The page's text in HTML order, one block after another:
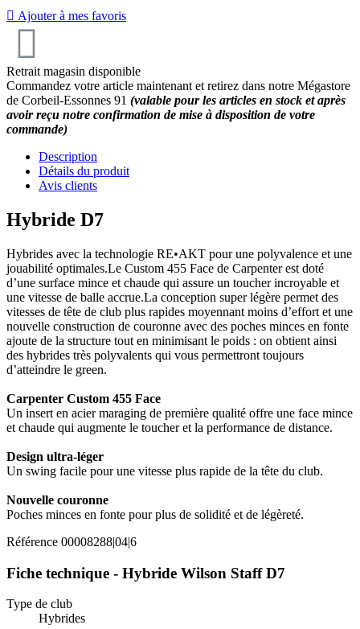
 Ajouter à mes favoris
Retrait magasin disponible
Commandez votre article maintenant et retirez dans notre Mégastore
de Corbeil-Essonnes 91 (valable pour les articles en stock et après
avoir reçu notre confirmation de mise à disposition de votre
commande)
Description
Détails du produit
Avis clients
Hybride D7
Hybrides avec la technologie RE•AKT pour une polyvalence et une
jouabilité optimales.Le Custom 455 Face de Carpenter est doté
d’une surface mince et chaude qui assure un toucher incroyable et
une vitesse de balle accrue.La conception super légère permet des
vitesses de tête de club plus rapides moyennant moins d’effort et une
nouvelle construction de couronne avec des poches minces en fonte
ajoute de la structure tout en minimisant le poids : on obtient ainsi
des hybrides très polyvalents qui vous permettront toujours
d’atteindre le green.
Carpenter Custom 455 Face
Un insert en acier maraging de première qualité offre une face mince
et chaude qui augmente le toucher et la performance de distance.
Design ultra-léger
Un swing facile pour une vitesse plus rapide de la tête du club.
Nouvelle couronne
Poches minces en fonte pour plus de solidité et de légèreté.
Référence 00008288|04|6
Fiche technique - Hybride Wilson Staff D7
Type de club
Hybrides